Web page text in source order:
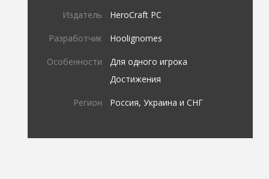
Издатель HeroCraft PC
Разработчик Hoolignomes
Особенности
Для одного игрока
Достижения
Регион Россия, Украина и СНГ